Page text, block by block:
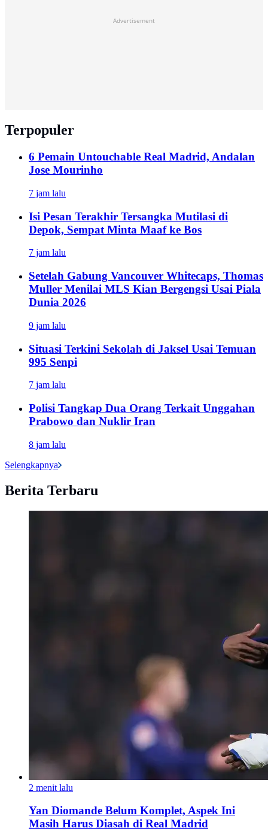
Advertisement
Terpopuler
6 Pemain Untouchable Real Madrid, Andalan
Jose Mourinho
7 jam lalu
Isi Pesan Terakhir Tersangka Mutilasi di
Depok, Sempat Minta Maaf ke Bos
7 jam lalu
Setelah Gabung Vancouver Whitecaps, Thomas
Muller Menilai MLS Kian Bergengsi Usai Piala
Dunia 2026
9 jam lalu
Situasi Terkini Sekolah di Jaksel Usai Temuan
995 Senpi
7 jam lalu
Polisi Tangkap Dua Orang Terkait Unggahan
Prabowo dan Nuklir Iran
8 jam lalu
Selengkapnya
Berita Terbaru
2 menit lalu
Yan Diomande Belum Komplet, Aspek Ini
Masih Harus Diasah di Real Madrid